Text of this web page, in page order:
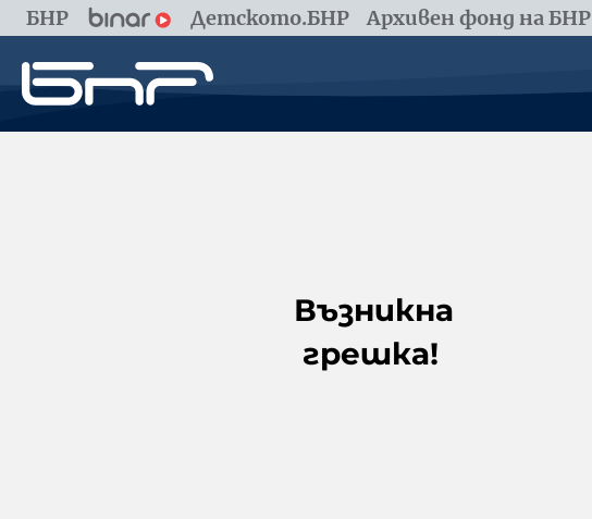
БНР Детското.БНР Архивен фонд на БНР
Възникна
грешка!